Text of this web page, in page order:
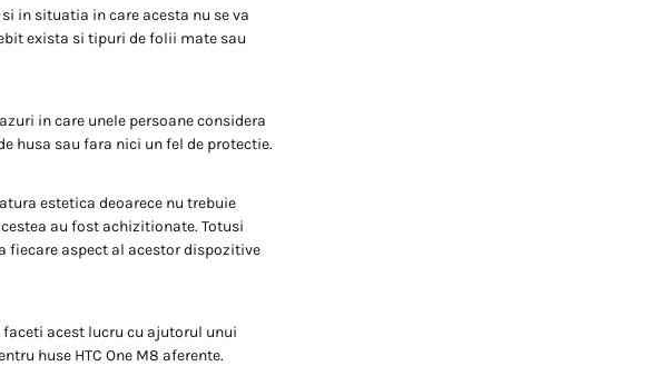
in situatia in care acesta nu se va
exista si tipuri de folii mate sau
in care unele persoane considera
husa sau fara nici un fel de protectie.
estetica deoarece nu trebuie
au fost achizitionate. Totusi
fiecare aspect al acestor dispozitive
acest lucru cu ajutorul unui
huse HTC One M8 aferente.